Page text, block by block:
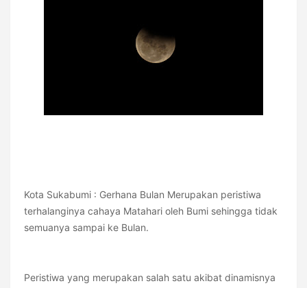
Kota Sukabumi : Gerhana Bulan Merupakan peristiwa
terhalanginya cahaya Matahari oleh Bumi sehingga tidak
semuanya sampai ke Bulan.
Peristiwa yang merupakan salah satu akibat dinamisnya